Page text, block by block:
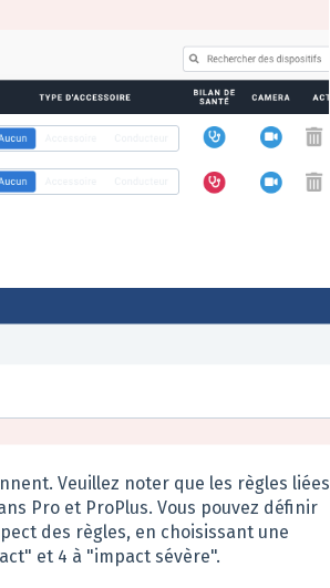
Veuillez noter que les règles liées
Pro et ProPlus. Vous pouvez définir
des règles, en choisissant une
et 4 à "impact sévère".